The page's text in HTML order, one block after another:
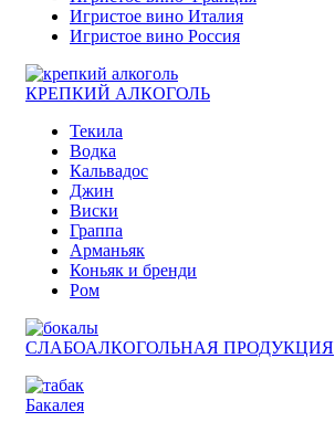
Игристое вино Италия
Игристое вино Россия
КРЕПКИЙ АЛКОГОЛЬ
Текила
Водка
Кальвадос
Джин
Виски
Граппа
Арманьяк
Коньяк и бренди
Ром
СЛАБОАЛКОГОЛЬНАЯ ПРОДУКЦИЯ
Бакалея